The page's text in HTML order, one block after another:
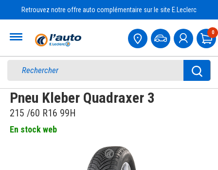
Retrouvez notre offre auto complémentaire sur le site E.Leclerc
0
Pneu Kleber Quadraxer 3
215 /60 R16 99H
En stock web